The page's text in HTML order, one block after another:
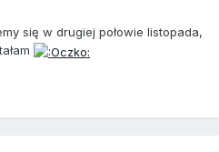
się w drugiej połowie listopada,